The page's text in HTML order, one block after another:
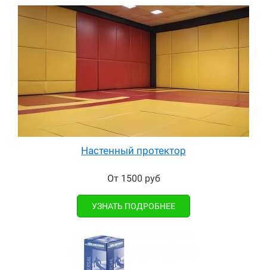
Настенный протектор
От 1500 руб
УЗНАТЬ ПОДРОБНЕЕ